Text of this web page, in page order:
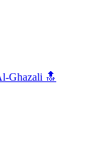
Ghazali 🔝